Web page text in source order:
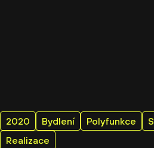
2020 Bydlení Polyfunkce
Realizace